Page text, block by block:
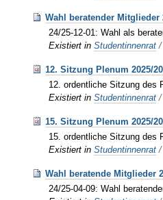
Wahl beratender Mitglieder
24/25-12-01: Wahl als
Existiert in Studentinnenrat /
12. Sitzung Plenum 2025/
12. ordentliche Sitzung des
Existiert in Studentinnenrat /
15. Sitzung Plenum 2025/
15. ordentliche Sitzung des
Existiert in Studentinnenrat /
Wahl beratende Mitglieder
24/25-04-09: Wahl